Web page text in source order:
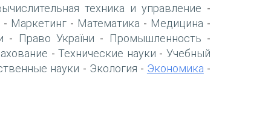
техника и управление -
- Маркетинг - Математика - Медицина -
- Право України - Промышленность -
-Технические науки -Учебный
науки - Экология - Экономика -